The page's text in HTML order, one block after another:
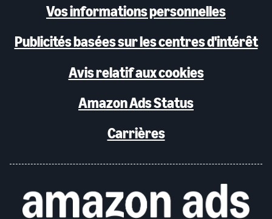
Vos informations personnelles
Publicités basées sur les centres d'intérêt
Avis relatif aux cookies
Amazon Ads Status
Carrières